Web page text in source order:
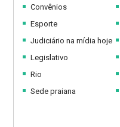
Convênios
Esporte
Judiciário na mídia hoje
Legislativo
Rio
Sede praiana